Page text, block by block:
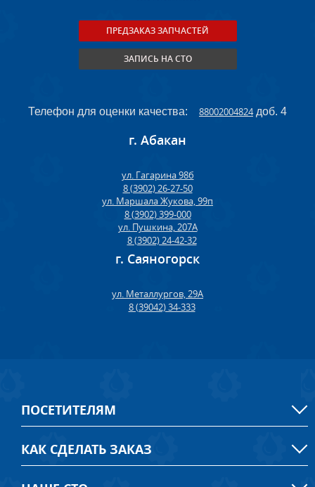
ПРЕДЗАКАЗ ЗАПЧАСТЕЙ
ЗАПИСЬ НА СТО
Телефон для оценки качества: 88002004824доб. 4
г. Абакан
ул. Гагарина 98б
8 (3902) 26-27-50
ул. Маршала Жукова, 99п
8 (3902) 399-000
ул. Пушкина, 207А
8 (3902) 24-42-32
г. Саяногорск
ул. Металлургов, 29А
8 (39042) 34-333
ПОСЕТИТЕЛЯМ
КАК СДЕЛАТЬ ЗАКАЗ